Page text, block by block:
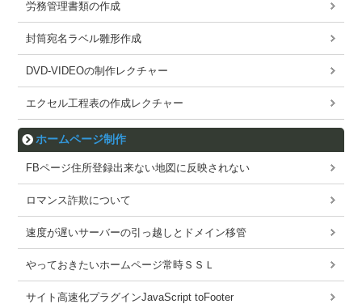
労務管理書類の作成
封筒宛名ラベル雛形作成
DVD-VIDEOの制作レクチャー
エクセル工程表の作成レクチャー
ホームページ制作
FBページ住所登録出来ない地図に反映されない
ロマンス詐欺について
速度が遅いサーバーの引っ越しとドメイン移管
やっておきたいホームページ常時ＳＳＬ
サイト高速化プラグインJavaScript toFooter